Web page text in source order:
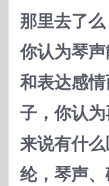
那里去了
你认为琴
和表达感
子，你认
来说有什
纶，琴声